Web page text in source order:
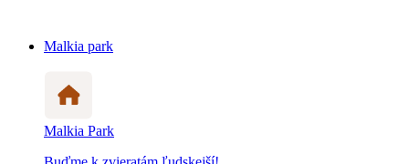
Malkia park
Malkia Park